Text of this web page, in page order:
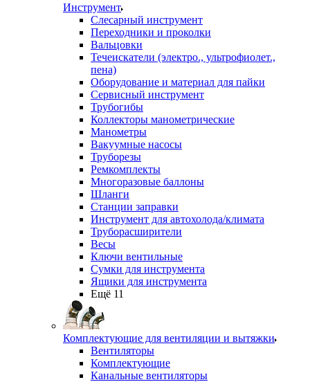
Инструмент
Слесарный инструмент
Переходники и проколки
Вальцовки
Течеискатели (электро., ультрофиолет.,
пена)
Оборудование и материал для пайки
Сервисный инструмент
Трубогибы
Коллекторы манометрические
Манометры
Вакуумные насосы
Труборезы
Ремкомплекты
Многоразовые баллоны
Шланги
Станции заправки
Инструмент для автохолода/климата
Труборасширители
Весы
Ключи вентильные
Сумки для инструмента
Ящики для инструмента
Ещё 11
Комплектующие для вентиляции и вытяжки
Вентиляторы
Комплектующие
Канальные вентиляторы